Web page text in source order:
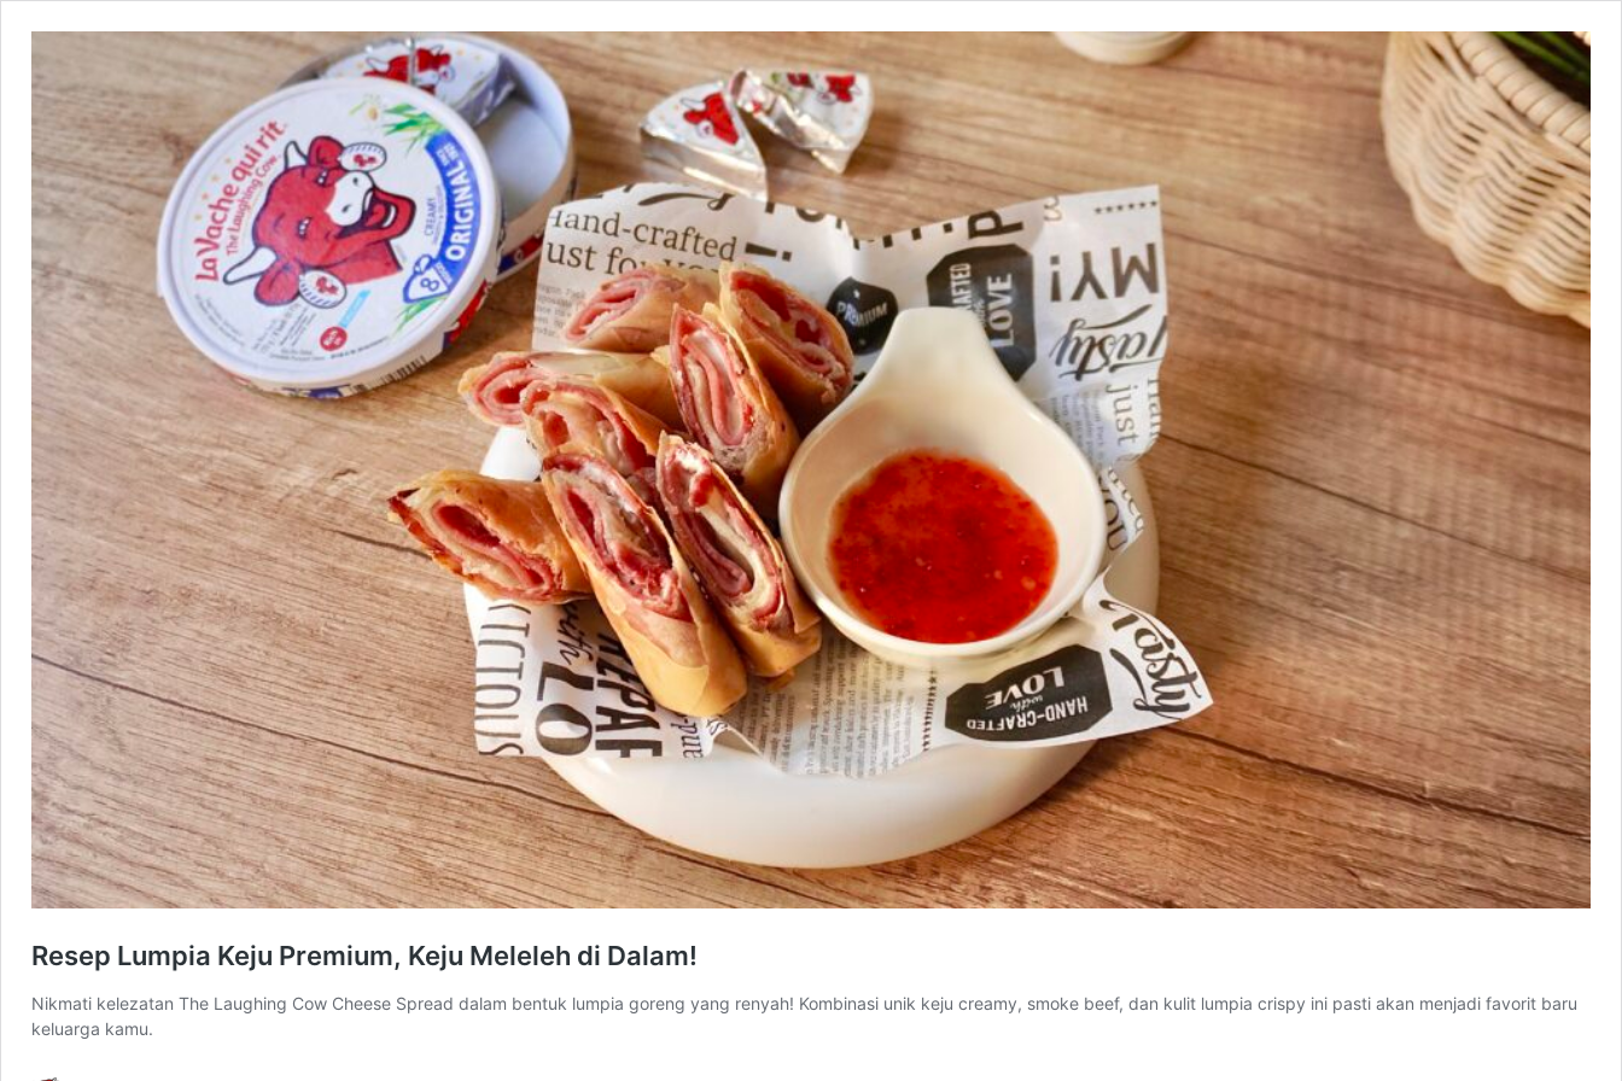
Resep Lumpia Keju Premium, Keju Meleleh di Dalam!
Nikmati kelezatan The Laughing Cow Cheese Spread dalam bentuk lumpia goreng yang renyah! Kombinasi unik keju creamy, smoke beef, dan kulit lumpia crispy ini pasti akan menjadi favorit baru
keluarga kamu.